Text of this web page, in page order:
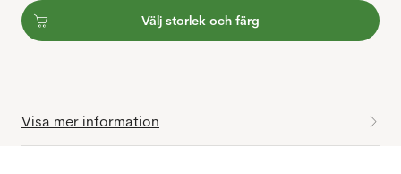
Välj storlek och färg
Visa mer information